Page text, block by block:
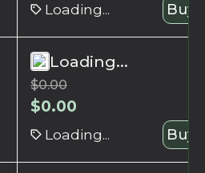
Loading... Buy
Loading...
$0.00
$0.00
Loading... Buy